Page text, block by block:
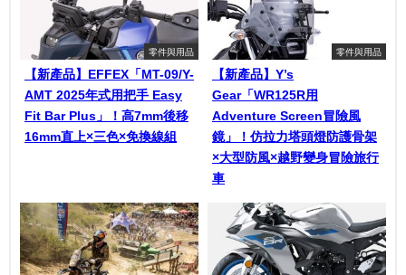
零件與用品
【新產品】EFFEX「MT-09/Y-
AMT 2025年式用把手 Easy
Fit Bar Plus」！高7mm後移
16mm直上×三色×免換線組
零件與用品
【新產品】Y’s
Gear「WR125R用
Adventure Screen冒險風
鏡」！仿拉力塔頭燈防護骨架
×大型防風×越野變身冒險旅行
車